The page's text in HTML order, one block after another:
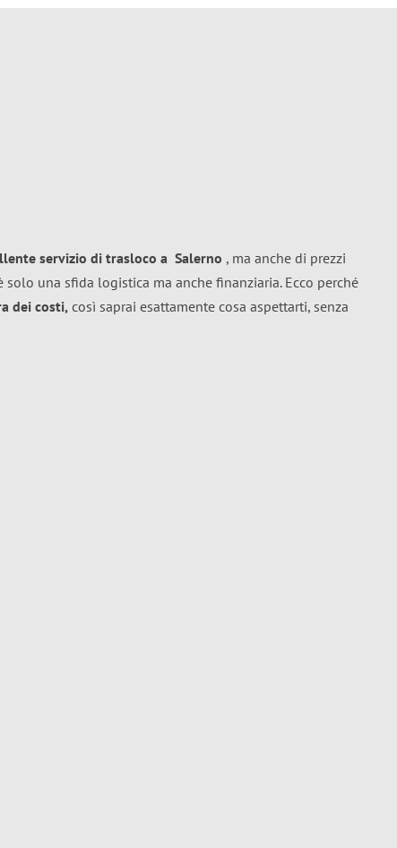
servizio di trasloco a Salerno , ma anche di prezzi
solo una sfida logistica ma anche finanziaria. Ecco perché
dei costi, così saprai esattamente cosa aspettarti, senza